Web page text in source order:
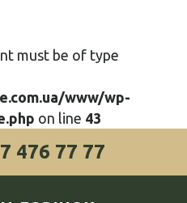
must be of type
www/wp-
on line 43
476 77 77